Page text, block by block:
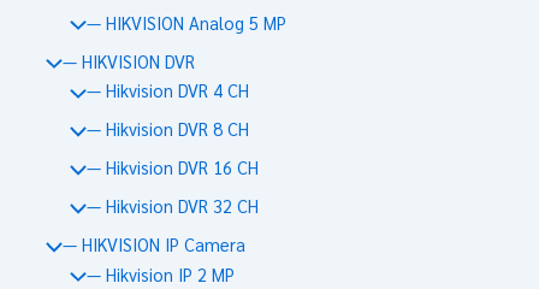
— HIKVISION Analog 5 MP
— HIKVISION DVR
— Hikvision DVR 4 CH
— Hikvision DVR 8 CH
— Hikvision DVR 16 CH
— Hikvision DVR 32 CH
— HIKVISION IP Camera
— Hikvision IP 2 MP